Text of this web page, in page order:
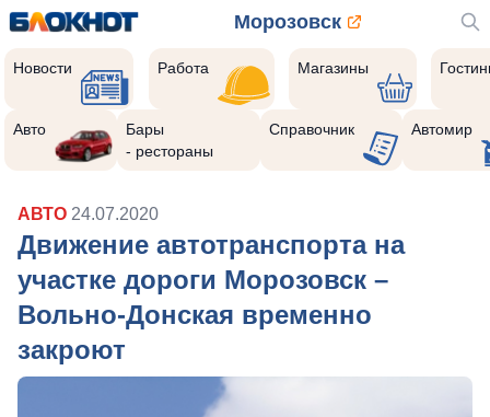
Морозовск
Новости Работа Магазины
Авто
Бары
- рестораны
Справочник Автомир
АВТО 24.07.2020
Движение автотранспорта на
участке дороги Морозовск –
Вольно-Донская временно
закроют